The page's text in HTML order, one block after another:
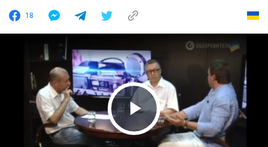
18
Play Video